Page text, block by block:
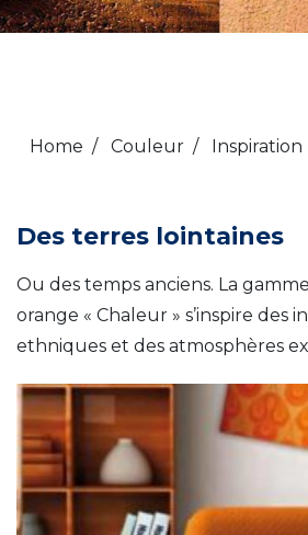
Home / Couleur /
Des terres lointaines
Ou des temps anciens. La
orange « Chaleur » s’inspire des
ethniques et des atmosphères